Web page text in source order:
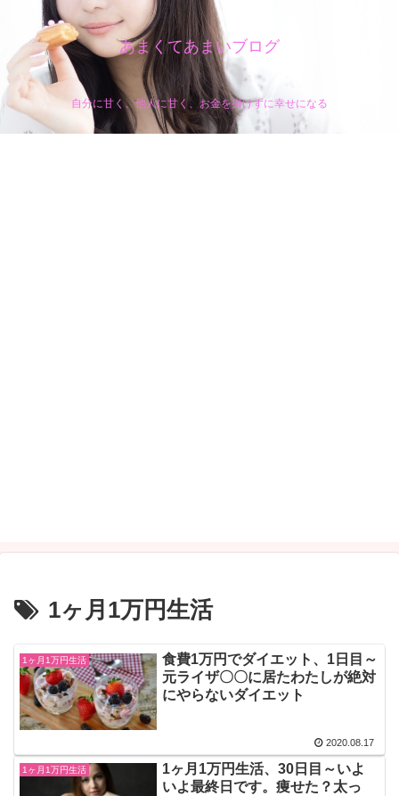
あまくてあまいブログ
自分に甘く、他人に甘く、お金を掛けずに幸せになる
1ヶ月1万円生活
1ヶ月1万円生活
食費1万円でダイエット、1日目～
元ライザ〇〇に居たわたしが絶対
にやらないダイエット
2020.08.17
1ヶ月1万円生活
1ヶ月1万円生活、30日目～いよ
いよ最終日です。痩せた？太っ